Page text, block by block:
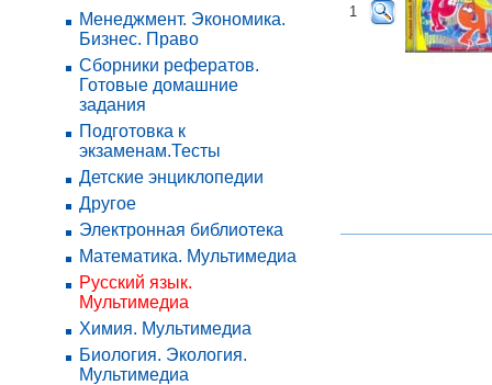
Менеджмент. Экономика.
Бизнес. Право
Сборники рефератов.
Готовые домашние
задания
Подготовка к
экзаменам.Тесты
Детские энциклопедии
Другое
Электронная библиотека
Математика. Мультимедиа
Русский язык.
Мультимедиа
Химия. Мультимедиа
Биология. Экология.
Мультимедиа
1